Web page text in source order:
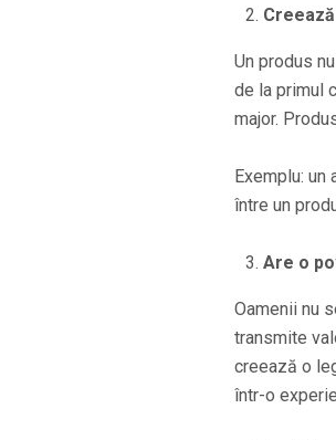
Un produs
de la primul
major.
Exemplu:
între un
Are o
Oamenii nu
transmite
creează o
într-o